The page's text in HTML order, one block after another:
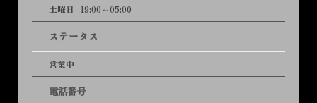
土曜日
19:00～05:00
ステータス
営業中
電話番号